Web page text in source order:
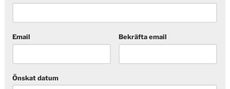
Email Bekräfta email
Önskat datum